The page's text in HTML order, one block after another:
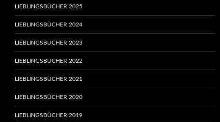
LIEBLINGSBÜCHER 2025
LIEBLINGSBÜCHER 2024
LIEBLINGSBÜCHER 2023
LIEBLINGSBÜCHER 2022
LIEBLINGSBÜCHER 2021
LIEBLINGSBÜCHER 2020
LIEBLINGSBÜCHER 2019